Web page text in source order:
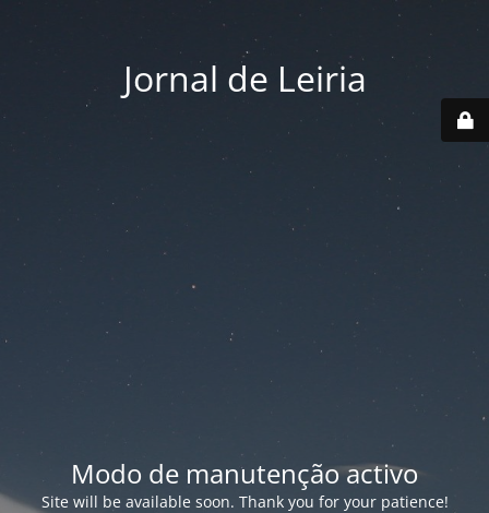
Jornal de Leiria
Modo de manutenção activo
Site will be available soon. Thank you for your patience!